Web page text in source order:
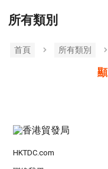
所有類別
首頁 所有類別
HKTDC.com